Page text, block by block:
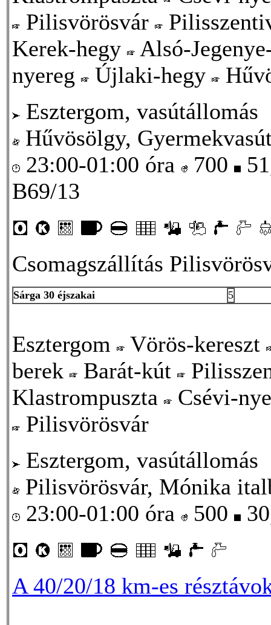
Pilisvörösvár
Kerek-hegy
Alsó-
nyereg
Újlaki-hegy
Esztergom, vasútállomás
Hűvösölgy,
23:00-01:00 óra
700
B69/13
Csomagszállítás
Sárga 30 éjszakai 5
Esztergom
Vörös-kereszt
berek
Barát-kút
Klastrompuszta
Csévi-
Pilisvörösvár
Esztergom, vasútállomás
Pilisvörösvár, Mónika
23:00-01:00 óra
500
A 40/20/18 km-es